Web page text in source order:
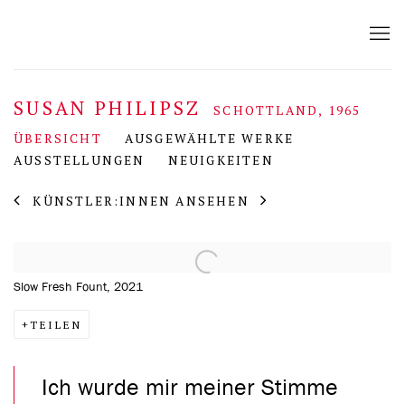
SUSAN PHILIPSZ SCHOTTLAND, 1965
ÜBERSICHT
AUSGEWÄHLTE WERKE
AUSSTELLUNGEN
NEUIGKEITEN
KÜNSTLER:INNEN ANSEHEN
Slow Fresh Fount, 2021
TEILEN
Ich wurde mir meiner Stimme